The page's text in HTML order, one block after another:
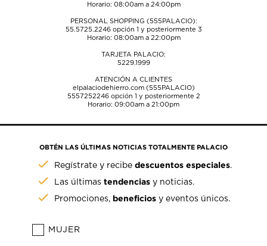
Horario: 08:00am a 24:00pm
PERSONAL SHOPPING (555PALACIO):
55.5725.2246opción 1 y posteriormente 3
Horario: 08:00am a 22:00pm
TARJETA PALACIO:
5229.1999
ATENCIÓN A CLIENTES
elpalaciodehierro.com (555PALACIO)
5557252246opción 1 y posteriormente 2
Horario: 09:00am a 21:00pm
OBTÉN LAS ÚLTIMAS NOTICIAS TOTALMENTE PALACIO
Regístrate y recibedescuentos especiales.
Las últimastendencias y noticias.
Promociones, beneficios y eventos únicos.
MUJER